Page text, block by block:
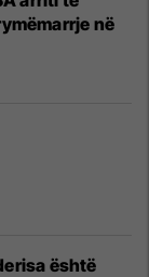
në
është